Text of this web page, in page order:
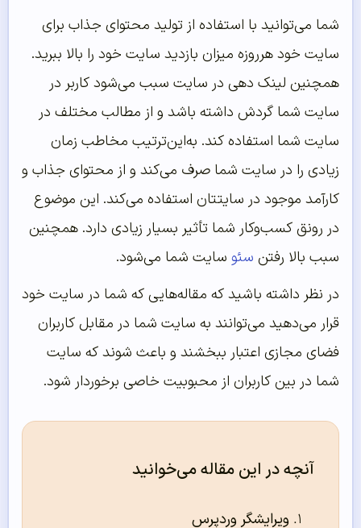
شما می‌توانید با استفاده از تولید محتوای جذاب برای
سایت خود هرروزه میزان بازدید سایت خود را بالا ببرید.
همچنین لینک دهی در سایت سبب می‌شود کاربر در
سایت شما گردش داشته باشد و از مطالب مختلف در
سایت شما استفاده کند. به‌این‌ترتیب مخاطب زمان
زیادی را در سایت شما صرف می‌کند و از محتوای جذاب و
کارآمد موجود در سایتتان استفاده می‌کند. این موضوع
در رونق کسب‌وکار شما تأثیر بسیار زیادی دارد. همچنین
سبب بالا رفتن سئو سایت شما می‌‌‌‌‌شود.
در نظر داشته باشید که مقاله‌هایی که شما در سایت خود
قرار می‌دهید می‌توانند به سایت شما در مقابل کاربران
فضای مجازی اعتبار ببخشند و باعث شوند که سایت
شما در بین کاربران از محبوبیت خاصی برخوردار شود.
آنچه در این مقاله می‌خوانید
ویرایشگر وردپرس